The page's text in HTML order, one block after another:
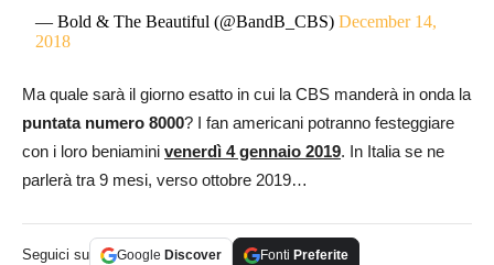
— Bold & The Beautiful (@BandB_CBS)December 14,
2018
Ma quale sarà il giorno esatto in cui la CBS manderà in onda la
puntata numero 8000? I fan americani potranno festeggiare
con i loro beniamini venerdì 4 gennaio 2019. In Italia se ne
parlerà tra 9 mesi, verso ottobre 2019…
Seguici su Google Discover Fonti Preferite